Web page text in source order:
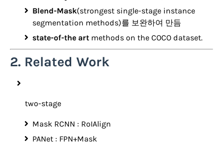
Blend-Mask(strongest single-stage instance
segmentation methods)를 보완하여 만듬
state-of-the art methods on the COCO dataset.
2. Related Work
two-stage
Mask RCNN : RoIAlign
PANet : FPN+Mask